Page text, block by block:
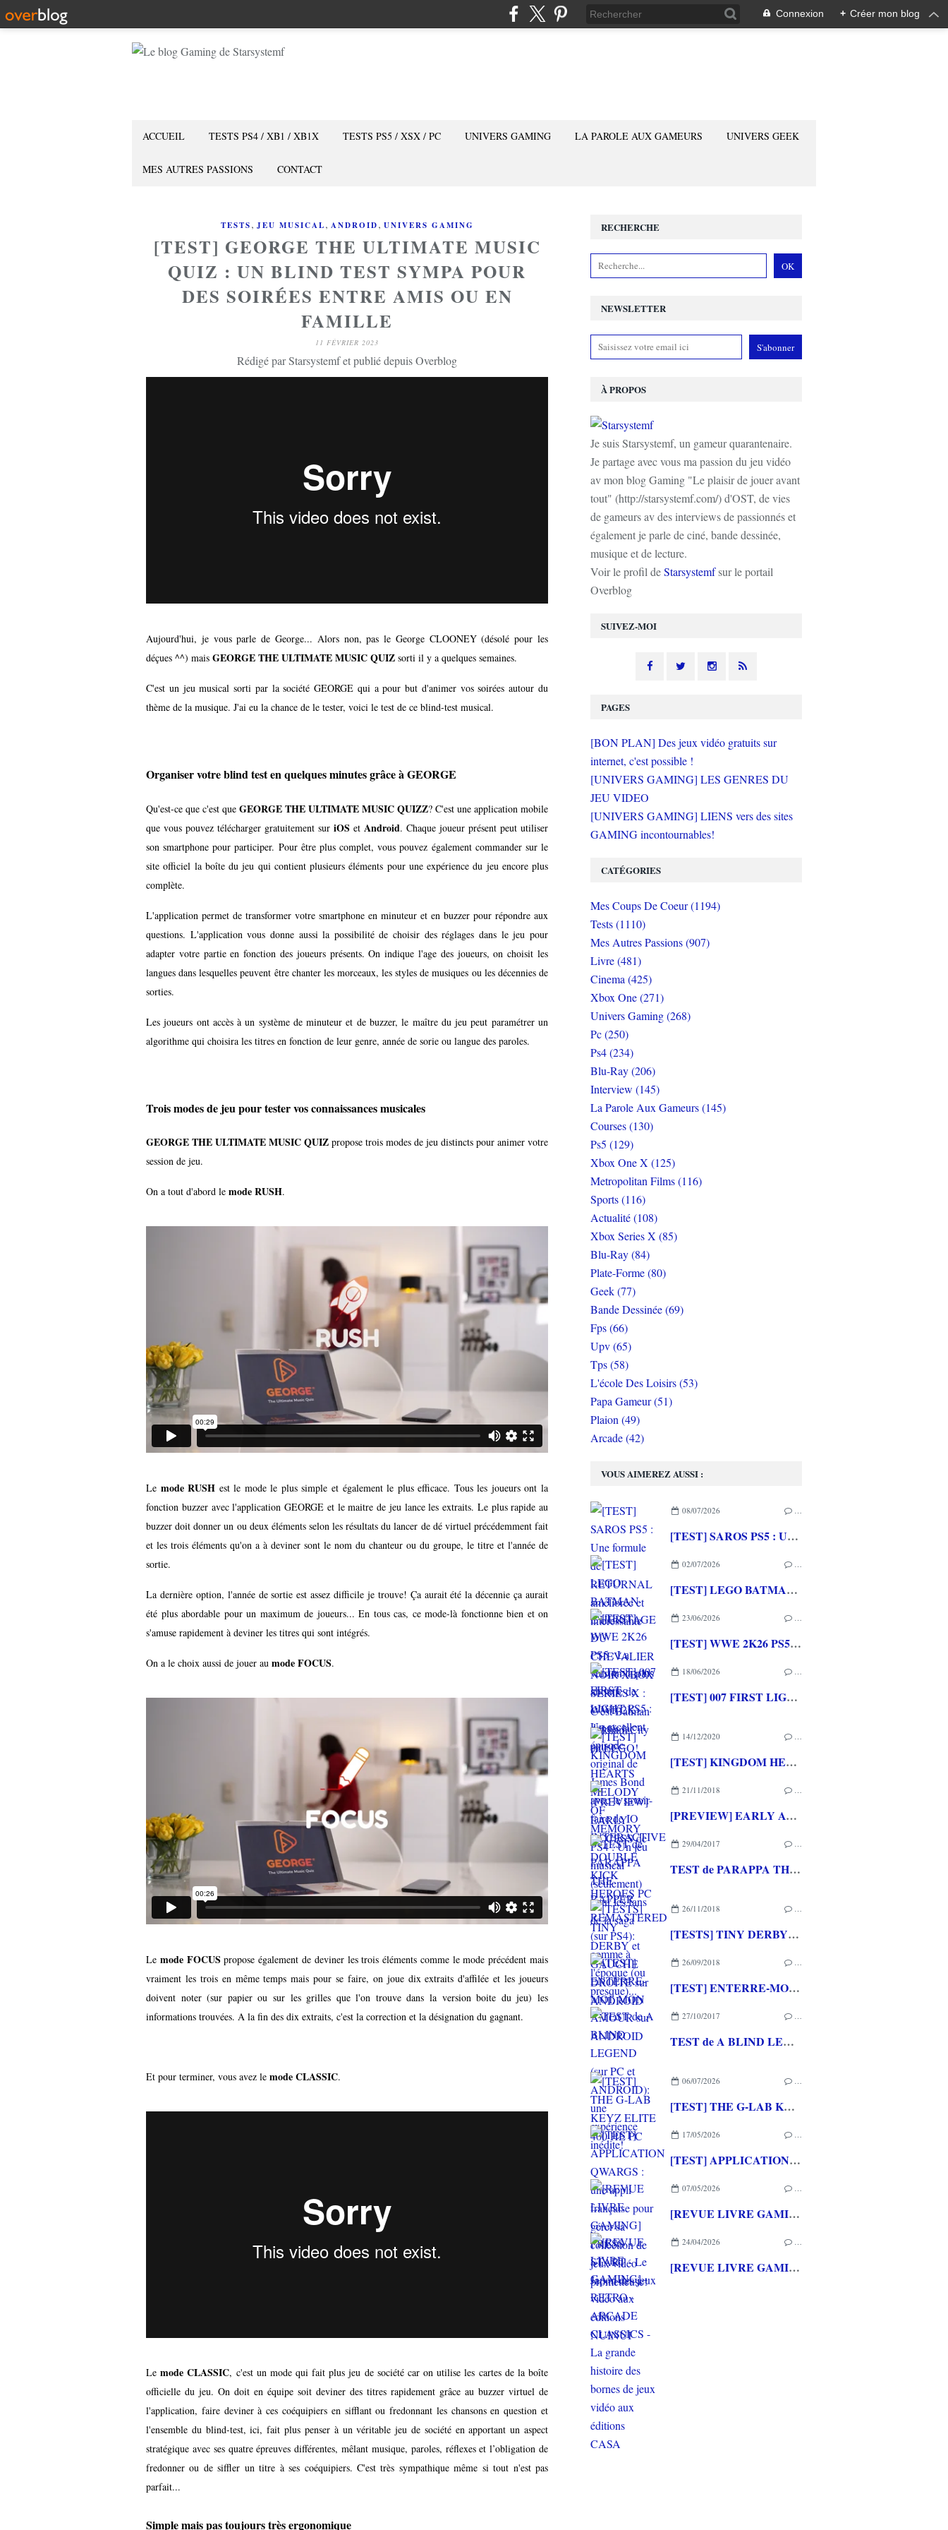
Connexion + Créer mon blog
ACCUEIL TESTS PS4 / XB1 / XB1X TESTS PS5 / XSX / PC UNIVERS GAMING LA PAROLE AUX GAMEURS UNIVERS GEEK
MES AUTRES PASSIONS CONTACT
TESTS, JEU MUSICAL, ANDROID, UNIVERS GAMING
[TEST] GEORGE THE ULTIMATE MUSIC
QUIZ : UN BLIND TEST SYMPA POUR
DES SOIRÉES ENTRE AMIS OU EN
FAMILLE
11 FÉVRIER 2023
Rédigé par Starsystemf et publié depuis Overblog
Aujourd'hui, je vous parle de George... Alors non, pas le George CLOONEY (désolé pour les
déçues ^^) mais GEORGE THE ULTIMATE MUSIC QUIZ sorti il y a quelques semaines.
C'est un jeu musical sorti par la société GEORGE qui a pour but d'animer vos soirées autour du
thème de la musique. J'ai eu la chance de le tester, voici le test de ce blind-test musical.
Organiser votre blind test en quelques minutes grâce à GEORGE
Qu'est-ce que c'est que GEORGE THE ULTIMATE MUSIC QUIZZ? C'est une application mobile
que vous pouvez télécharger gratuitement sur iOS et Android. Chaque joueur présent peut utiliser
son smartphone pour participer. Pour être plus complet, vous pouvez également commander sur le
site officiel la boîte du jeu qui contient plusieurs éléments pour une expérience du jeu encore plus
complète.
L'application permet de transformer votre smartphone en minuteur et en buzzer pour répondre aux
questions. L'application vous donne aussi la possibilité de choisir des réglages dans le jeu pour
adapter votre partie en fonction des joueurs présents. On indique l'age des joueurs, on choisit les
langues dans lesquelles peuvent être chanter les morceaux, les styles de musiques ou les décennies de
sorties.
Les joueurs ont accès à un système de minuteur et de buzzer, le maître du jeu peut paramétrer un
algorithme qui choisira les titres en fonction de leur genre, année de sorie ou langue des paroles.
Trois modes de jeu pour tester vos connaissances musicales
GEORGE THE ULTIMATE MUSIC QUIZ propose trois modes de jeu distincts pour animer votre
session de jeu.
On a tout d'abord le mode RUSH.
Le modeRUSH est le mode le plus simple et également le plus efficace. Tous les joueurs ont la
fonction buzzer avec l'application GEORGE et le maitre de jeu lance les extraits. Le plus rapide au
buzzer doit donner un ou deux éléments selon les résultats du lancer de dé virtuel précédemment fait
et les trois éléments qu'on a à deviner sont le nom du chanteur ou du groupe, le titre et l'année de
sortie.
La dernière option, l'année de sortie est assez difficile je trouve! Ça aurait été la décennie ça aurait
été plus abordable pour un maximum de joueurs... En tous cas, ce mode-là fonctionne bien et on
s'amuse rapidement à deviner les titres qui sont intégrés.
On a le choix aussi de jouer au mode FOCUS.
Le mode FOCUS propose également de deviner les trois éléments comme le mode précédent mais
vraiment les trois en même temps mais pour se faire, on joue dix extraits d'affilée et les joueurs
doivent noter (sur papier ou sur les grilles que l'on trouve dans la version boite du jeu) les
informations trouvées. A la fin des dix extraits, c'est la correction et la désignation du gagnant.
Et pour terminer, vous avez le mode CLASSIC.
LemodeCLASSIC, c'est un mode qui fait plus jeu de société car on utilise les cartes de la boîte
officielle du jeu. On doit en équipe soit deviner des titres rapidement grâce au buzzer virtuel de
l'application, faire deviner à ces coéquipiers en sifflant ou fredonnant les chansons en question et
l'ensemble du blind-test, ici, fait plus penser à un véritable jeu de société en apportant un aspect
stratégique avec ses quatre épreuves différentes, mêlant musique, paroles, réflexes et l’obligation de
fredonner ou de siffler un titre à ses coéquipiers. C'est très sympathique même si tout n'est pas
parfait...
Simple mais pas toujours très ergonomique
NEWSLETTER
SUIVEZ-MOI
RECHERCHE
À PROPOS
Je suis Starsystemf, un gameur quarantenaire.
Je partage avec vous ma passion du jeu vidéo
av mon blog Gaming "Le plaisir de jouer avant
tout" (http://starsystemf.com/) d'OST, de vies
de gameurs av des interviews de passionnés et
également je parle de ciné, bande dessinée,
musique et de lecture.
Voir le profil deStarsystemfsur le portail
Overblog
VOUS AIMEREZ AUSSI :
08/07/2026 …
[TEST] SAROS PS5 : Une formule de RETURNAL améliorée et interessante
02/07/2026 …
[TEST] LEGO BATMAN L'HERITAGE DU CHEVALIER NOIR XBOX SERIES X : C'est Batman Arkham City en LEGO!
23/06/2026 …
[TEST] WWE 2K26 PS5 : La version la plus aboutie de WWE 2K depuis la pause
18/06/2026 …
[TEST] 007 FIRST LIGHT PS5 : Un excellent épisode original de James Bond avec le savoir-faire de IO INTERACTIVE
14/12/2020 …
[TEST] KINGDOM HEARTS MELODY OF MEMORY PS4 : Un jeu musical (seulement) pour les fans de la saga
21/11/2018 …
[PREVIEW] EARLY ACCESS de DOUBLE KICK HEROES PC
29/04/2017 …
TEST de PARAPPA THE RAPPER REMASTERED (sur PS4): comme à l'époque (ou presque)...
26/11/2018 …
[TESTS] TINY DERBY et GAUCHE DROITE sur ANDROID
26/09/2018 …
[TEST] ENTERRE-MOI, MON AMOUR sur ANDROID
27/10/2017 …
TEST de A BLIND LEGEND (sur PC et ANDROID): une expérience inédite!
06/07/2026 …
[TEST] THE G-LAB KEYZ ELITE 400 HE PC
17/05/2026 …
[TEST] APPLICATION QWARGS : une appli française pour gérer sa collection de jeux vidéo prometteuse!
07/05/2026 …
[REVUE LIVRE GAMING] PRESS START - Le Japon des jeux vidéo aux éditions NUINUI
24/04/2026 …
[REVUE LIVRE GAMING] - RETRO - ARCADE CLASSICS - La grande histoire des bornes de jeux vidéo aux éditions CASA
PAGES
[BON PLAN] Des jeux vidéo gratuits sur
internet, c'est possible !
[UNIVERS GAMING] LES GENRES DU
JEU VIDEO
[UNIVERS GAMING] LIENS vers des sites
GAMING incontournables!
CATÉGORIES
Mes Coups De Coeur (1194)
Tests (1110)
Mes Autres Passions (907)
Livre (481)
Cinema (425)
Xbox One (271)
Univers Gaming (268)
Pc (250)
Ps4 (234)
Blu-Ray (206)
Interview (145)
La Parole Aux Gameurs (145)
Courses (130)
Ps5 (129)
Xbox One X (125)
Metropolitan Films (116)
Sports (116)
Actualité (108)
Xbox Series X (85)
Blu-Ray (84)
Plate-Forme (80)
Geek (77)
Bande Dessinée (69)
Fps (66)
Upv (65)
Tps (58)
L'école Des Loisirs (53)
Papa Gameur (51)
Plaion (49)
Arcade (42)